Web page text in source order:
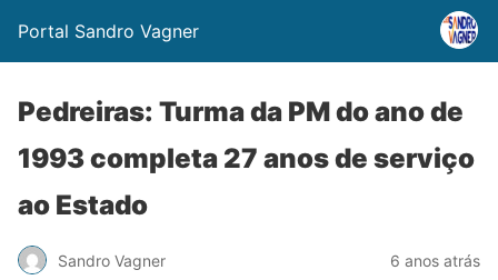
Portal Sandro Vagner
Pedreiras: Turma da PM do ano de
1993 completa 27 anos de serviço
ao Estado
Sandro Vagner 6 anos atrás